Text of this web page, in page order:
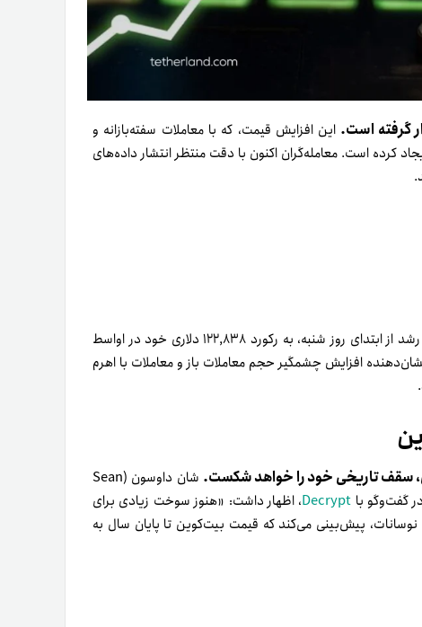
گرفته است. این افزایش قیمت، که با معاملات سفته‌بازانه و
کرده است. معامله‌گران اکنون با دقت منتظر انتشار داده‌های
پس از یک جهش قدرتمند در آخر هفته، بیت‌کوین با ۴/۵ درصد رشد از ابتدای روز شنبه، به رکورد ۱۲۲,۸۳۸ دلاری خود در اواسط
نشان‌دهنده افزایش چشمگیر حجم معاملات باز و معاملات با اهرم
سقف تاریخی خود را خواهد شکست.
شان داوسون (Sean
Decrypt، اظهار داشت: «هنوز سوخت زیادی برای
پیش‌بینی می‌کند که قیمت بیت‌کوین تا پایان سال به